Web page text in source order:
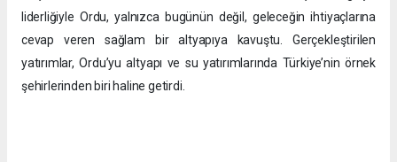
liderliğiyle Ordu, yalnızca bugünün değil, geleceğin ihtiyaçlarına
cevap veren sağlam bir altyapıya kavuştu. Gerçekleştirilen
yatırımlar, Ordu’yu altyapı ve su yatırımlarında Türkiye’nin örnek
şehirlerinden biri haline getirdi.